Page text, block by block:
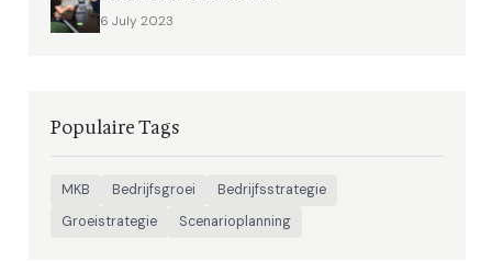
6 July 2023
Populaire Tags
MKB Bedrijfsgroei
Bedrijfsstrategie
Groeistrategie
Scenarioplanning